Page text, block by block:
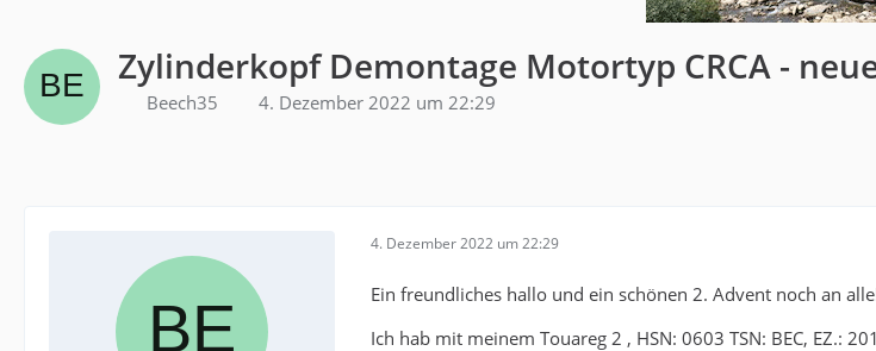
Zylinderkopf Demontage Motortyp CRCA -
Beech35 4. Dezember 2022 um 22:29
4. Dezember 2022 um 22:29
Ein freundliches hallo und ein schönen 2. Advent noch an
Ich hab mit meinem Touareg 2 , HSN: 0603 TSN: BEC, EZ.: